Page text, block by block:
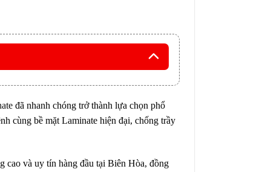
đã nhanh chóng trở thành lựa chọn phổ
cùng bề mặt Laminate hiện đại, chống trầy
cao và uy tín hàng đầu tại Biên Hòa, đồng